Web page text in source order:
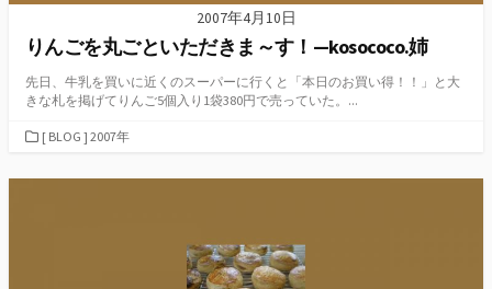
2007年4月10日
りんごを丸ごといただきま～す！—kosococo.姉
先日、牛乳を買いに近くのスーパーに行くと「本日のお買い得！！」と大
きな札を掲げてりんご5個入り1袋380円で売っていた。...
カ
ゴ
[ BLOG ] 2007年